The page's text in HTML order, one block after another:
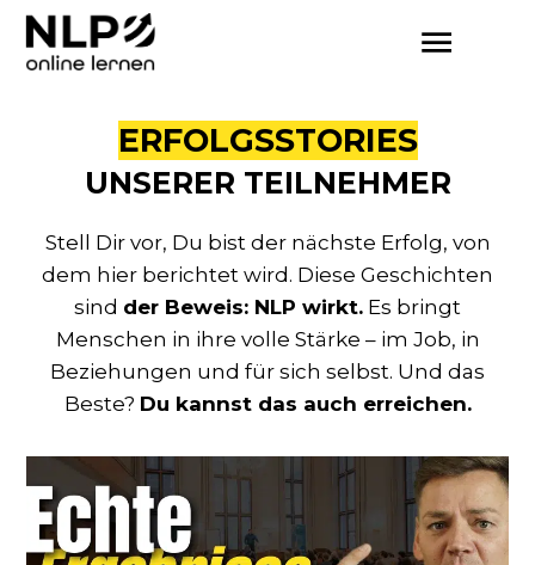
ERFOLGSSTORIES
UNSERER TEILNEHMER
Stell Dir vor, Du bist der nächste Erfolg, von
dem hier berichtet wird. Diese Geschichten
sind der Beweis: NLP wirkt. Es bringt
Menschen in ihre volle Stärke – im Job, in
Beziehungen und für sich selbst. Und das
Beste? Du kannst das auch erreichen.